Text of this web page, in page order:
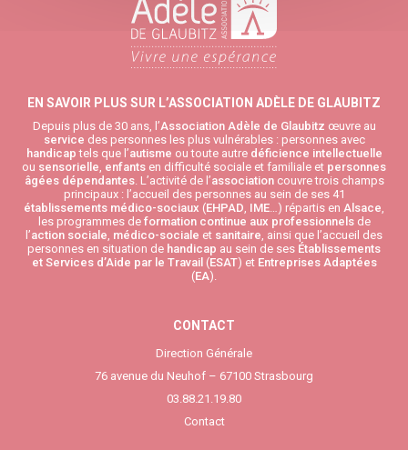
EN SAVOIR PLUS SUR L’ASSOCIATION ADÈLE DE GLAUBITZ
Depuis plus de 30 ans, l’Association Adèle de Glaubitz œuvre au
service des personnes les plus vulnérables : personnes avec
handicap tels que l’autisme ou toute autredéficience intellectuelle
ou sensorielle, enfants en difficulté sociale et familiale et personnes
âgées dépendantes. L’activité de l’associationcouvre trois champs
principaux : l’accueil des personnes au sein de ses 41
établissements médico-sociaux (EHPAD, IME…) répartis en Alsace,
les programmes de formation continue aux professionnelsde
l’action sociale, médico-sociale et sanitaire, ainsi que l’accueil des
personnes en situation de handicap au sein de ses Établissements
et Services d’Aide par le Travail (ESAT) et Entreprises Adaptées
(EA).
CONTACT
Direction Générale
76 avenue du Neuhof – 67100 Strasbourg
03.88.21.19.80
Contact